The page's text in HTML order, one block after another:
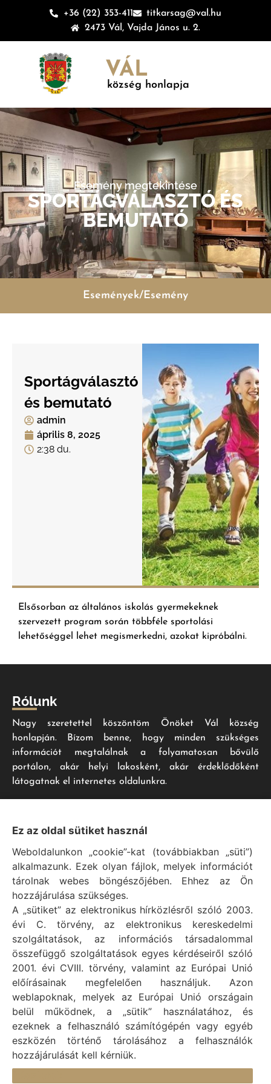
+36 (22) 353-411
titkarsag@val.hu
2473 Vál, Vajda János u. 2.
VÁL
község honlapja
Esemény megtekintése
SPORTÁGVÁLASZTÓ ÉS
BEMUTATÓ
Események/Esemény
Sportágválasztó
és bemutató
admin
április 8, 2025
2:38 du.
Elsősorban az általános iskolás gyermekeknek
szervezett program során többféle sportolási
lehetőséggel lehet megismerkedni, azokat kipróbálni.
Rólunk
Nagy szeretettel köszöntöm Önöket Vál község
honlapján. Bízom benne, hogy minden szükséges
információt megtalálnak a folyamatosan bővülő
portálon, akár helyi lakosként, akár érdeklődőként
látogatnak el internetes oldalunkra.
Impresszum
Vál Község Önkormányzat hivatalos honlapja
Vál Község Önkormányzat © 1996 - 2020
Adószám: 15727079-2-07
Adatvédelmi tájékoztató
Felelős: Bechtold Tamás polgármester
Cím: H-2473 Vál, Vajda János utca 2.
Telefon: +36 (22) 353-411
E-mail: polgarmester@val.hu
Elérhetőségek
+36 (22) 353-411
titkarsag@val.hu
Ez az oldal sütiket használ
Weboldalunkon „cookie”-kat (továbbiakban „süti”)
alkalmazunk. Ezek olyan fájlok, melyek információt
tárolnak webes böngészőjében. Ehhez az Ön
hozzájárulása szükséges.
A „sütiket” az elektronikus hírközlésről szóló 2003.
évi C. törvény, az elektronikus kereskedelmi
szolgáltatások, az információs társadalommal
összefüggő szolgáltatások egyes kérdéseiről szóló
2001. évi CVIII. törvény, valamint az Európai Unió
előírásainak megfelelően használjuk. Azon
weblapoknak, melyek az Európai Unió országain
belül működnek, a „sütik” használatához, és
ezeknek a felhasználó számítógépén vagy egyéb
eszközén történő tárolásához a felhasználók
hozzájárulását kell kérniük.